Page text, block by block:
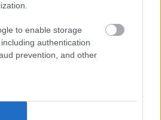
to enable storage
authentication
prevention, and other